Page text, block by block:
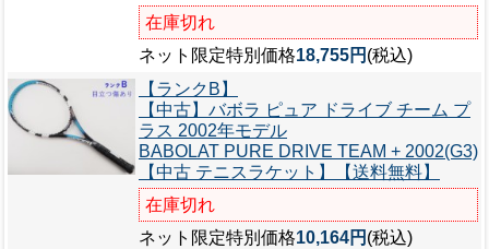
在庫切れ
ネット限定特別価格18,755円 (税込)
【ランクB】
【中古】バボラ ピュア ドライブ チーム プ
ラス 2002年モデル
BABOLAT PURE DRIVE TEAM + 2002(G3)
【中古 テニスラケット】【送料無料】
在庫切れ
ネット限定特別価格10,164円 (税込)